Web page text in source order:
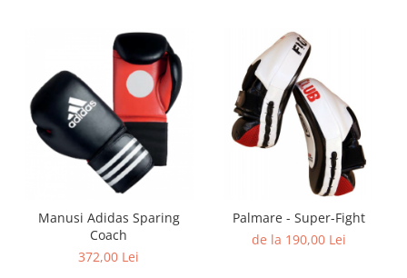
Manusi Adidas Sparing
Coach
372,00 Lei
Palmare - Super-Fight
de la 190,00 Lei